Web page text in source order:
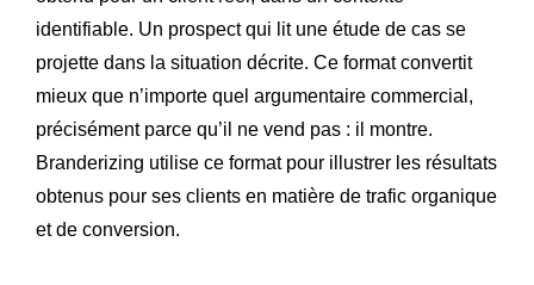
identifiable. Un prospect qui lit une étude de cas se
projette dans la situation décrite. Ce format convertit
mieux que n’importe quel argumentaire commercial,
précisément parce qu’il ne vend pas : il montre.
Branderizing utilise ce format pour illustrer les résultats
obtenus pour ses clients en matière de trafic organique
et de conversion.